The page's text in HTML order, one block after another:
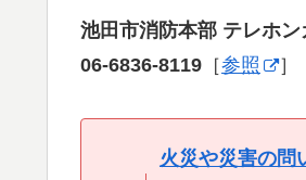
池田市消防本部 テレホン
06-6836-8119 ［参照 ］
火災や災害の問